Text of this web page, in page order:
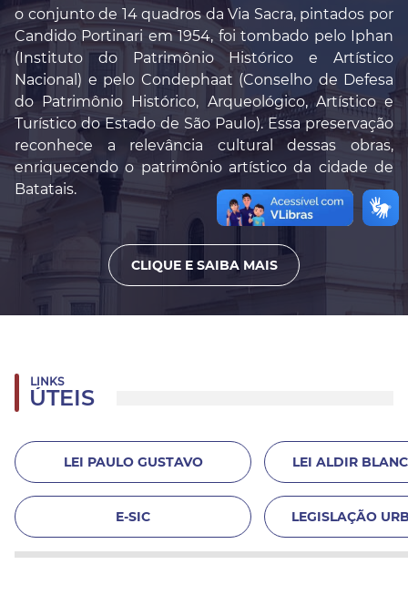
o conjunto de 14 quadros da Via Sacra, pintados por
Candido Portinari em 1954, foi tombado pelo Iphan
(Instituto do Patrimônio Histórico e Artístico
Nacional) e pelo Condephaat (Conselho de Defesa
do Patrimônio Histórico, Arqueológico, Artístico e
Turístico do Estado de São Paulo). Essa preservação
reconhece a relevância cultural dessas obras,
enriquecendo o patrimônio artístico da cidade de
Batatais.
CLIQUE E SAIBA MAIS
LINKS
ÚTEIS
LEI PAULO GUSTAVO LEI ALDIR
E-SIC LEGISLAÇÃO